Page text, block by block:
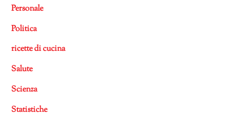
Personale
Politica
ricette di cucina
Salute
Scienza
Statistiche